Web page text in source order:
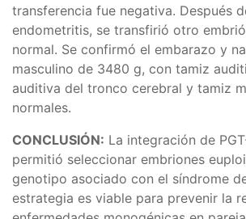
transferencia fue negativa. Después
endometritis, se transfirió otro
normal. Se confirmó el embarazo y
masculino de 3480 g, con tamiz
auditiva del tronco cerebral y tamiz
normales.
CONCLUSIÓN: La integración de
permitió seleccionar embriones
genotipo asociado con el síndrome
estrategia es viable para prevenir la